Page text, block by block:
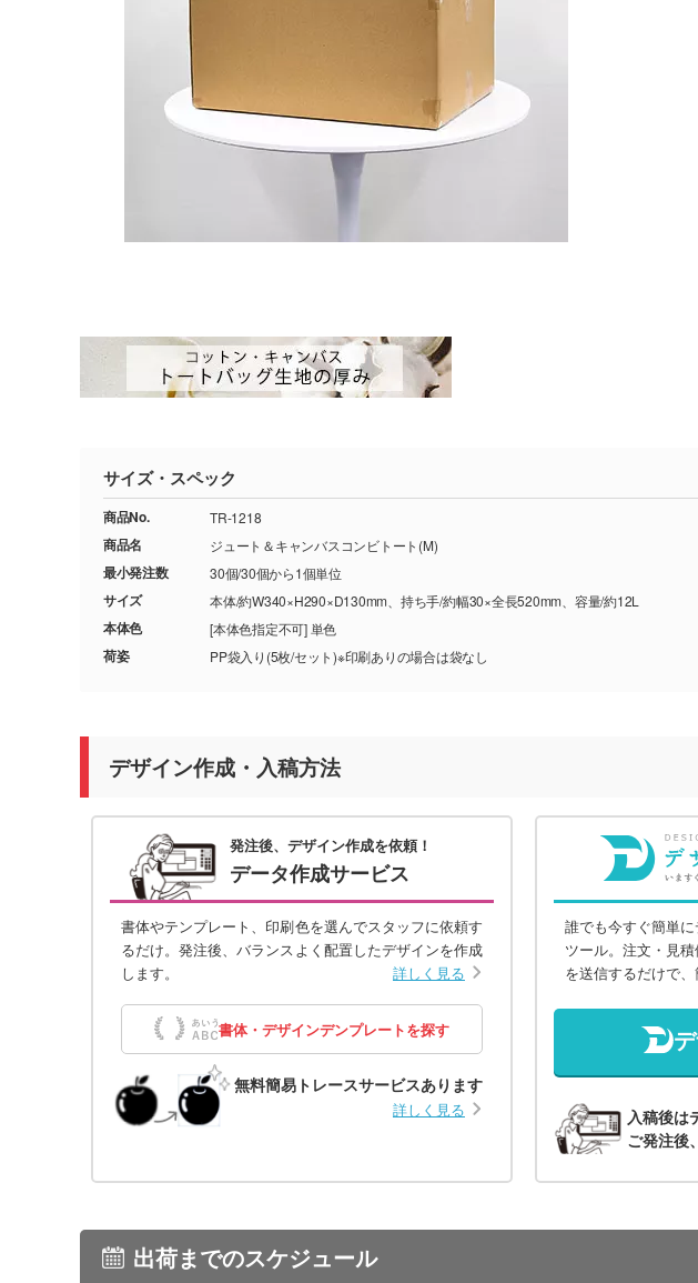
サイズ・スペック
商品No. TR-1218
商品名 ジュート＆キャンバスコンビトート(M)
最小発注数 30個/30個から1個単位
サイズ 本体/約W340×H290×D130mm、持ち手/約幅30×全長520mm、容量/約12L
本体色 [本体色指定不可] 単色
荷姿 PP袋入り(5枚/セット)※印刷ありの場合は袋なし
デザイン作成・入稿方法
発注後、デザイン作成を依頼！
データ作成サービス
書体やテンプレート、印刷色を選んでスタッフに依頼す
るだけ。発注後、バランスよく配置したデザインを作成
します。
詳しく見る
書体・デザインデンプレートを探す
無料簡易トレースサービスあります
詳しく見る
誰でも今すぐ簡単
ツール。注文・見
を送信するだけで
入稿後は
ご発注後
出荷までのスケジュール